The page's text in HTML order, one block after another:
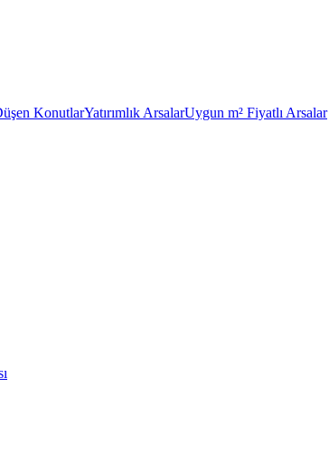
KonutlarYatırımlık ArsalarUygun m² Fiyatlı Arsalar